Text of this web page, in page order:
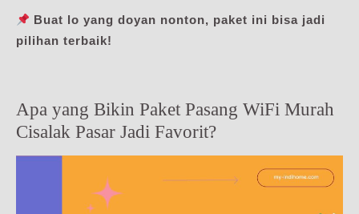
Buat lo yang doyan nonton, paket ini bisa jadi
pilihan terbaik!
Apa yang Bikin Paket Pasang WiFi Murah
Cisalak Pasar Jadi Favorit?